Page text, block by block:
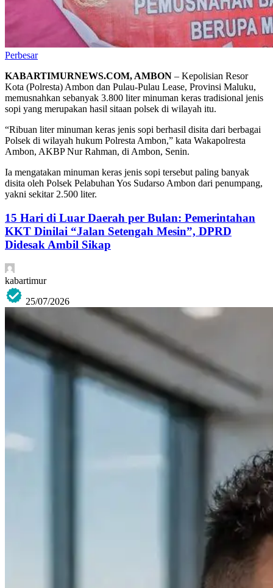
Perbesar
KABARTIMURNEWS.COM, AMBON – Kepolisian Resor
Kota (Polresta) Ambon dan Pulau-Pulau Lease, Provinsi Maluku,
memusnahkan sebanyak 3.800 liter minuman keras tradisional jenis
sopi yang merupakan hasil sitaan polsek di wilayah itu.
“Ribuan liter minuman keras jenis sopi berhasil disita dari berbagai
Polsek di wilayah hukum Polresta Ambon,” kata Wakapolresta
Ambon, AKBP Nur Rahman, di Ambon, Senin.
Ia mengatakan minuman keras jenis sopi tersebut paling banyak
disita oleh Polsek Pelabuhan Yos Sudarso Ambon dari penumpang,
yakni sekitar 2.500 liter.
15 Hari di Luar Daerah per Bulan: Pemerintahan
KKT Dinilai “Jalan Setengah Mesin”, DPRD
Didesak Ambil Sikap
kabartimur
25/07/2026